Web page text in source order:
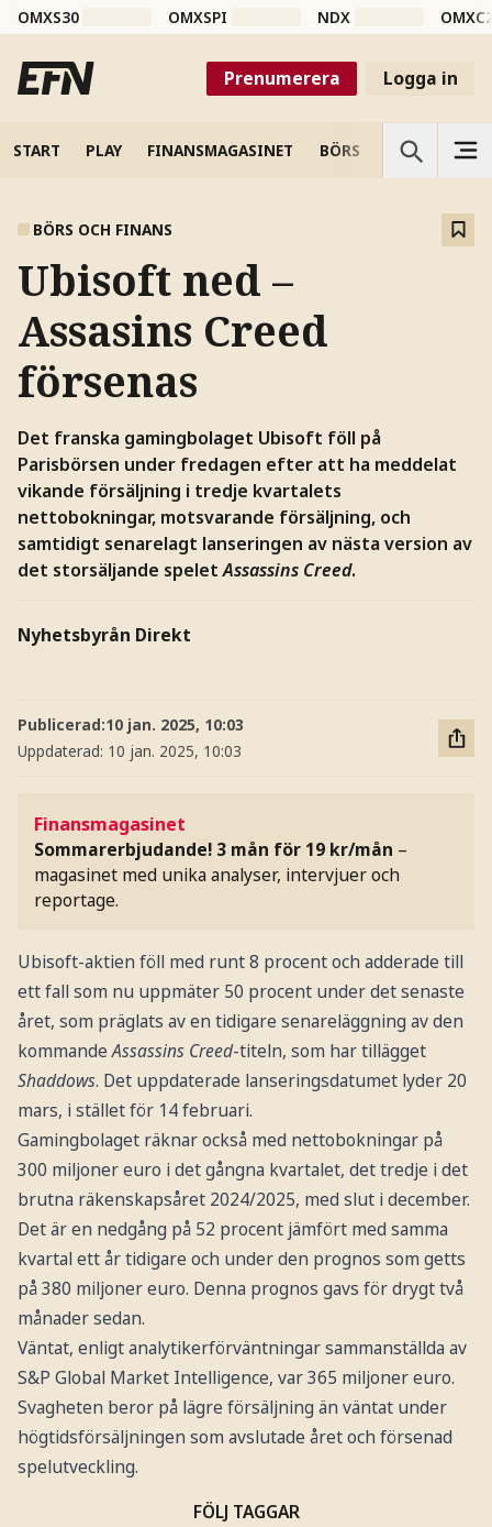
OMXS30 OMXSPI NDX
Prenumerera Logga in
START PLAY FINANSMAGASINET BÖRS VETENSKAP
BÖRS OCH FINANS
Ubisoft ned –
Assasins Creed
försenas
Det franska gamingbolaget Ubisoft föll på
Parisbörsen under fredagen efter att ha meddelat
vikande försäljning i tredje kvartalets
nettobokningar, motsvarande försäljning, och
samtidigt senarelagt lanseringen av nästa version av
det storsäljande speletAssassins Creed.
Nyhetsbyrån Direkt
Publicerad:10 jan. 2025, 10:03
Uppdaterad: 10 jan. 2025, 10:03
Finansmagasinet
Sommarerbjudande! 3 mån för 19 kr/mån –
magasinet med unika analyser, intervjuer och
reportage.
Ubisoft-aktien föll med runt 8 procent och adderade till
ett fall som nu uppmäter 50 procent under det senaste
året, som präglats av en tidigare senareläggning av den
kommandeAssassins Creed-titeln, som har tillägget
Shaddows. Det uppdaterade lanseringsdatumet lyder 20
mars, i stället för 14 februari.
Gamingbolaget räknar också med nettobokningar på
300 miljoner euro i det gångna kvartalet, det tredje i det
brutna räkenskapsåret 2024/2025, med slut i december.
Det är en nedgång på 52 procent jämfört med samma
kvartal ett år tidigare och under den prognos som getts
på 380 miljoner euro. Denna prognos gavs för drygt två
månader sedan.
Väntat, enligt analytikerförväntningar sammanställda av
S&P Global Market Intelligence, var 365 miljoner euro.
Svagheten beror på lägre försäljning än väntat under
högtidsförsäljningen som avslutade året och försenad
spelutveckling.
FÖLJ TAGGAR